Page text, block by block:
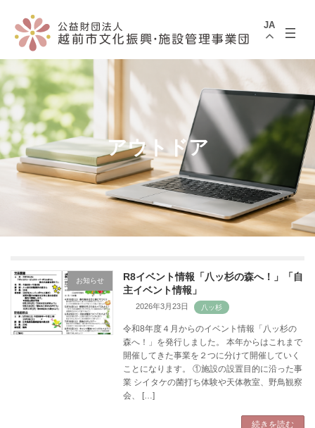
へ
ス
キ
ッ
プ
ョ
ン
に
移
動
JA
アウトドア
お知らせ
R8イベント情報「八ッ杉の森へ！」「自
主イベント情報」
2026年3月23日
令和8年度４月からのイベント情報「八ッ杉の
森へ！」を発行しました。 本年からはこれまで
開催してきた事業を２つに分けて開催していく
ことになります。 ①施設の設置目的に沿った事
業 シイタケの菌打ち体験や天体教室、野鳥観察
会、 […]
続きを読む